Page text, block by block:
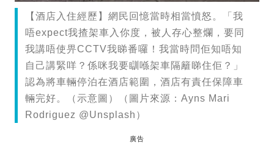
【酒店入住經歷】網民回憶當時相當憤怒。「我
唔expect我揸架車入你度，被人存心整爛，要同
我講唔使畀CCTV我睇番囉！我當時問佢知唔知
自己講緊咩？係咪我要瞓喺架車隔籬睇住佢？」
認為將車輛停泊在酒店範圍，酒店有責任保障車
輛完好。（示意圖）（圖片來源：Ayns Mari
Rodriguez @Unsplash）
廣告